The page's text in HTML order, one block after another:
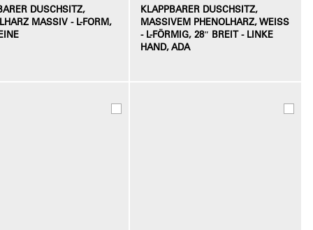
DUSCHSITZ,
MASSIV - L-FORM,
KLAPPBARER DUSCHSITZ,
MASSIVEM PHENOLHARZ, WEISS -
L-FÖRMIG, 28″ BREIT - LINKE H
AND, ADA